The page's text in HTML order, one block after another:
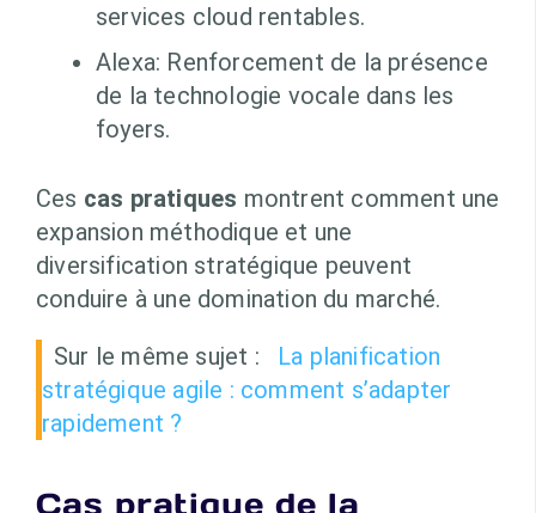
services cloud rentables.
Alexa: Renforcement de la présence
de la technologie vocale dans les
foyers.
Ces cas pratiques montrent comment une
expansion méthodique et une
diversification stratégique peuvent
conduire à une domination du marché.
Sur le même sujet :
La planification
stratégique agile : comment s’adapter
rapidement ?
Cas pratique de la